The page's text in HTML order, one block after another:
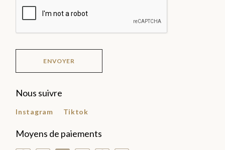
ENVOYER
Nous suivre
Instagram Tiktok
Moyens de paiements